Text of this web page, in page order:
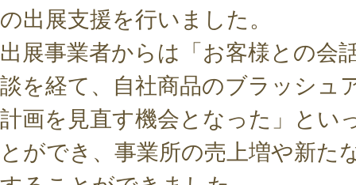
の出展支援を行いました。
出展事業者からは「お客様との会
談を経て、自社商品のブラッシュ
計画を見直す機会となった」とい
とができ、事業所の売上増や新た